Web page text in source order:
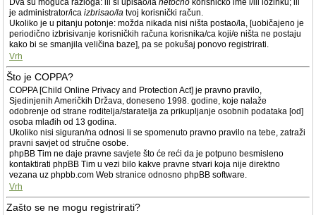
Dva su moguća razloga: ili si upisao/la netočno korisničko ime i/ili lozinku; ili
je administrator/ica izbrisao/la tvoj korisnički račun.
Ukoliko je u pitanju potonje: možda nikada nisi ništa postao/la, [uobičajeno je
periodično izbrisivanje korisničkih računa korisnika/ca koji/e ništa ne postaju
kako bi se smanjila veličina baze], pa se pokušaj ponovo registrirati.
Vrh
Što je COPPA?
COPPA [Child Online Privacy and Protection Act] je pravno pravilo,
Sjedinjenih Američkih Država, doneseno 1998. godine, koje nalaže
odobrenje od strane roditelja/staratelja za prikupljanje osobnih podataka [od]
osoba mlađih od 13 godina.
Ukoliko nisi siguran/na odnosi li se spomenuto pravno pravilo na tebe, zatraži
pravni savjet od stručne osobe.
phpBB Tim ne daje pravne savjete što će reći da je potpuno besmisleno
kontaktirati phpBB Tim u vezi bilo kakve pravne stvari koja nije direktno
vezana uz phpbb.com Web stranice odnosno phpBB software.
Vrh
Zašto se ne mogu registrirati?